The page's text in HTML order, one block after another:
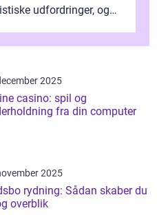
udfordringer, og
2025
casino: spil og
fra din computer
2025
rydning: Sådan skaber du
overblik